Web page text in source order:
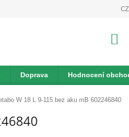
Doprava Hodnocení
W 18 L 9-115 bez aku mB 602246840